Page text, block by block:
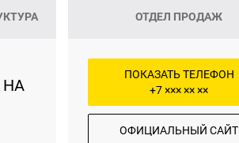
НА
ОТДЕЛ ПРОДАЖ
ПОКАЗАТЬ ТЕЛЕФОН
+7 ××× ×× ××
ОФИЦИАЛЬНЫЙ САЙТ